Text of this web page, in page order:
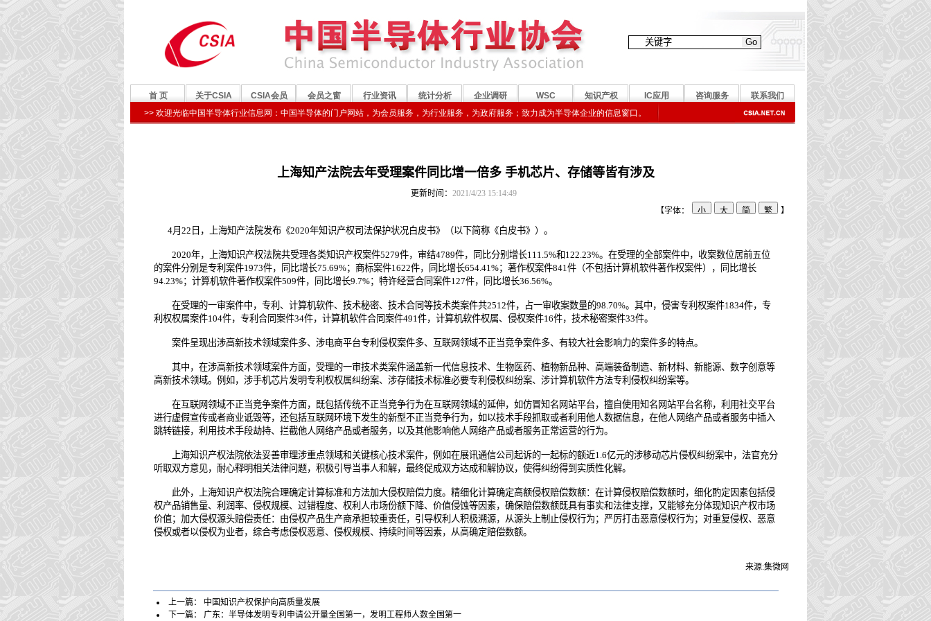
上海知产法院去年受理案件同比增一倍多 手机芯片、存储等皆有涉及
更新时间： 2021/4/23 15:14:49
【字体：
】
4月22日，上海知产法院发布《2020年知识产权司法保护状况白皮书》（以下简称《白皮书》）。
2020年，上海知识产权法院共受理各类知识产权案件5279件，审结4789件，同比分别增长111.5%和122.23%。在受理的全部案件中，收案数位居前五位
的案件分别是专利案件1973件，同比增长75.69%；商标案件1622件，同比增长654.41%；著作权案件841件（不包括计算机软件著作权案件），同比增长
94.23%；计算机软件著作权案件509件，同比增长9.7%；特许经营合同案件127件，同比增长36.56%。
在受理的一审案件中，专利、计算机软件、技术秘密、技术合同等技术类案件共2512件，占一审收案数量的98.70%。其中，侵害专利权案件1834件，专
利权权属案件104件，专利合同案件34件，计算机软件合同案件491件，计算机软件权属、侵权案件16件，技术秘密案件33件。
案件呈现出涉高新技术领域案件多、涉电商平台专利侵权案件多、互联网领域不正当竞争案件多、有较大社会影响力的案件多的特点。
其中，在涉高新技术领域案件方面，受理的一审技术类案件涵盖新一代信息技术、生物医药、植物新品种、高端装备制造、新材料、新能源、数字创意等
高新技术领域。例如，涉手机芯片发明专利权权属纠纷案、涉存储技术标准必要专利侵权纠纷案、涉计算机软件方法专利侵权纠纷案等。
在互联网领域不正当竞争案件方面，既包括传统不正当竞争行为在互联网领域的延伸，如仿冒知名网站平台，擅自使用知名网站平台名称，利用社交平台
进行虚假宣传或者商业诋毁等，还包括互联网环境下发生的新型不正当竞争行为，如以技术手段抓取或者利用他人数据信息，在他人网络产品或者服务中插入
跳转链接，利用技术手段劫持、拦截他人网络产品或者服务，以及其他影响他人网络产品或者服务正常运营的行为。
上海知识产权法院依法妥善审理涉重点领域和关键核心技术案件，例如在展讯通信公司起诉的一起标的额近1.6亿元的涉移动芯片侵权纠纷案中，法官充分
听取双方意见，耐心释明相关法律问题，积极引导当事人和解，最终促成双方达成和解协议，使得纠纷得到实质性化解。
此外，上海知识产权法院合理确定计算标准和方法加大侵权赔偿力度。精细化计算确定高额侵权赔偿数额：在计算侵权赔偿数额时，细化酌定因素包括侵
权产品销售量、利润率、侵权规模、过错程度、权利人市场份额下降、价值侵蚀等因素，确保赔偿数额既具有事实和法律支撑，又能够充分体现知识产权市场
价值；加大侵权源头赔偿责任：由侵权产品生产商承担较重责任，引导权利人积极溯源，从源头上制止侵权行为；严厉打击恶意侵权行为；对重复侵权、恶意
侵权或者以侵权为业者，综合考虑侵权恶意、侵权规模、持续时间等因素，从高确定赔偿数额。
来源:集微网
上一篇：
中国知识产权保护向高质量发展
下一篇： 广东：半导体发明专利申请公开量全国第一，发明工程师人数全国第一